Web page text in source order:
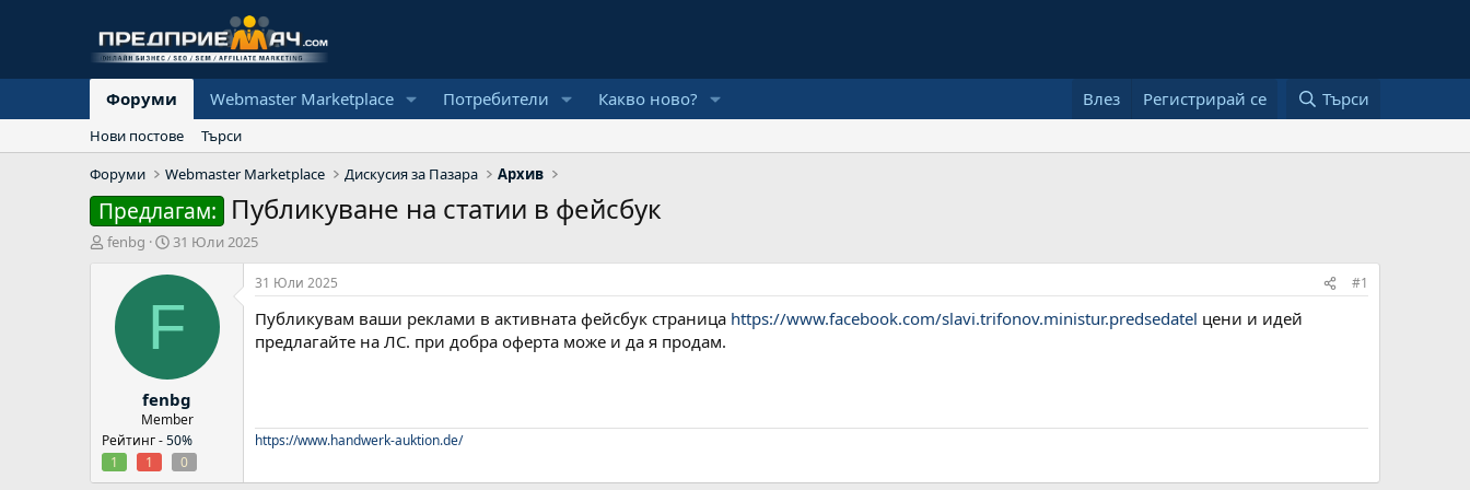
Форуми Webmaster Marketplace Потребители Какво ново? Влез Регистрирай се Търси
Нови постове
Търси
Форуми
Webmaster Marketplace Дискусия за Пазара Архив
Предлагам: Публикуване на статии в фейсбук
А
fenbg
Н
ч
д
а
т
а
31 Юли 2025
F
fenbg
Member
Рейтинг -50%
1
1 0
31 Юли 2025 #1
Публикувам ваши реклами в активната фейсбук страница https://www.facebook.com/slavi.trifonov.ministur.predsedatel цени и идей
предлагайте на ЛС. при добра оферта може и да я продам.
https://www.handwerk-auktion.de/